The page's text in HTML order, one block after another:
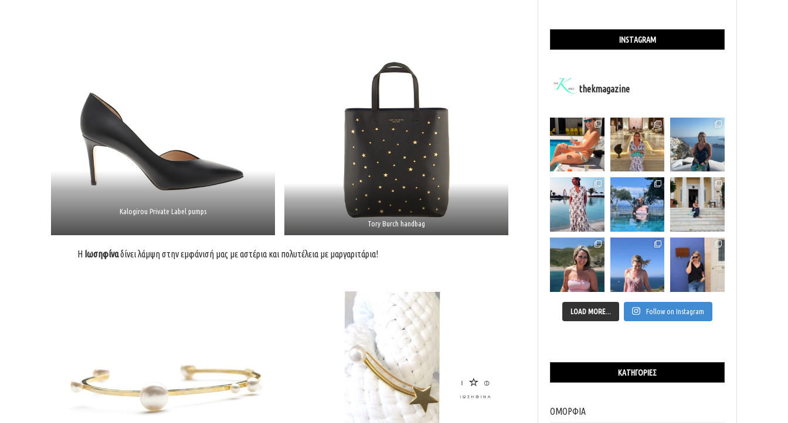
Kalogirou Private Label pumps
Tory Burch handbag
Η Ιωσηφίναδίνει λάμψη στην εμφάνισή μας με αστέρια και πολυτέλεια με μαργαριτάρια!
INSTAGRAM
thekmagazine
LOAD MORE... Follow on Instagram
ΚΑΤΗΓΟΡΊΕΣ
ΟΜΟΡΦΙΑ